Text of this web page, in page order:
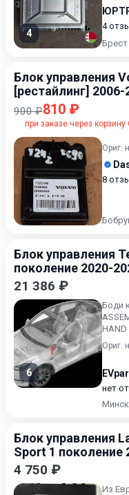
4
4
Брест
Блок управления
[рестайлинг] 2006-
900 ₽810 ₽
при заказе через корзину
Ориг.
8
Блок управления
поколение 2020-
21 386 ₽
6
Боди
HAND
Ориг.
нет
Минск
Блок управления
Sport 1 поколение
4 750 ₽
Из